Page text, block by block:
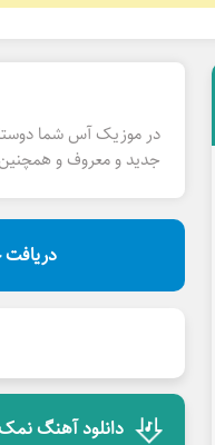
در موزیک آس شما
جدید و معروف و همچنین
دانلود آهنگ